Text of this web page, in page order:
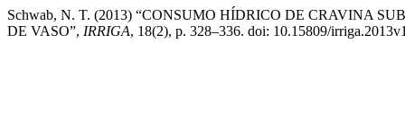
Schwab, N. T. (2013) “CONSUMO HÍDRICO DE CRAVINA
DE VASO”, IRRIGA, 18(2), p. 328–336. doi: 10.15809/